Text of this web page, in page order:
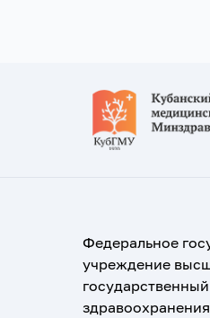
Федеральное
учреждение